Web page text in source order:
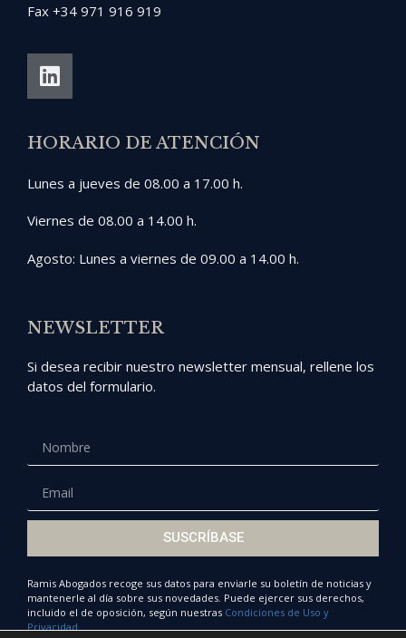
Fax +34 971 916 919
HORARIO DE ATENCIÓN
Lunes a jueves de 08.00 a 17.00 h.
Viernes de 08.00 a 14.00 h.
Agosto: Lunes a viernes de 09.00 a 14.00 h.
NEWSLETTER
Si desea recibir nuestro newsletter mensual, rellene los
datos del formulario.
SUSCRÍBASE
Ramis Abogados recoge sus datos para enviarle su boletín de noticias y
mantenerle al día sobre sus novedades. Puede ejercer sus derechos,
incluido el de oposición, según nuestras Condiciones de Uso y
Privacidad.